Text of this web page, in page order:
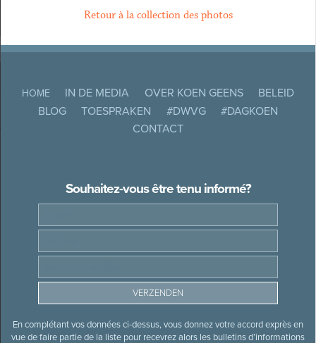
Retour à la collection des photos
HOME IN DE MEDIA OVER KOEN GEENS
BELEID
BLOG
TOESPRAKEN #DWVG
#DAGKOEN
CONTACT
Souhaitez-vous être tenu informé?
En complétant vos données ci-dessus, vous donnez votre accord exprès en
vue de faire partie de la liste pour recevrez alors les bulletins d’informations